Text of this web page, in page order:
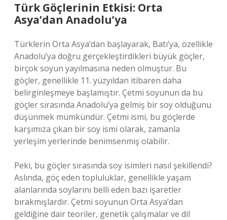
Türk Göçlerinin Etkisi: Orta
Asya’dan Anadolu’ya
Türklerin Orta Asya’dan başlayarak, Batı’ya, özellikle
Anadolu’ya doğru gerçekleştirdikleri büyük göçler,
birçok soyun yayılmasına neden olmuştur. Bu
göçler, genellikle 11. yüzyıldan itibaren daha
belirginleşmeye başlamıştır. Çetmi soyunun da bu
göçler sırasında Anadolu’ya gelmiş bir soy olduğunu
düşünmek mümkündür. Çetmi ismi, bu göçlerde
karşımıza çıkan bir soy ismi olarak, zamanla
yerleşim yerlerinde benimsenmiş olabilir.
Peki, bu göçler sırasında soy isimleri nasıl şekillendi?
Aslında, göç eden topluluklar, genellikle yaşam
alanlarında soylarını belli eden bazı işaretler
bırakmışlardır. Çetmi soyunun Orta Asya’dan
geldiğine dair teoriler, genetik çalışmalar ve dil